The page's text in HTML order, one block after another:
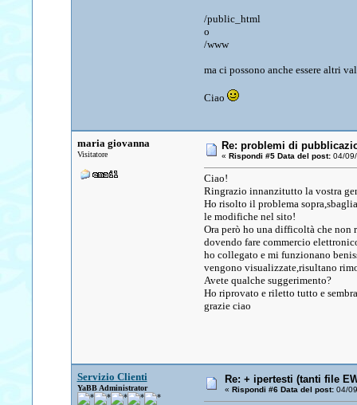
/public_html
o
/www
ma ci possono anche essere altri
Ciao
maria giovanna
Visitatore
Re: problemi di
« Rispondi #5 Data del post:04/09/
Ciao!
Ringrazio innanzitutto la vostra
Ho risolto il problema
le modifiche nel sito!
Ora però ho una difficoltà che non
dovendo fare commercio
ho collegato e mi funzionano
vengono visualizzate,risultano
Avete qualche suggerimento?
Ho riprovato e riletto tutto e
grazie ciao
Servizio Clienti
YaBB Administrator
Re: + ipertesti (tanti file
« Rispondi #6 Data del post:04/